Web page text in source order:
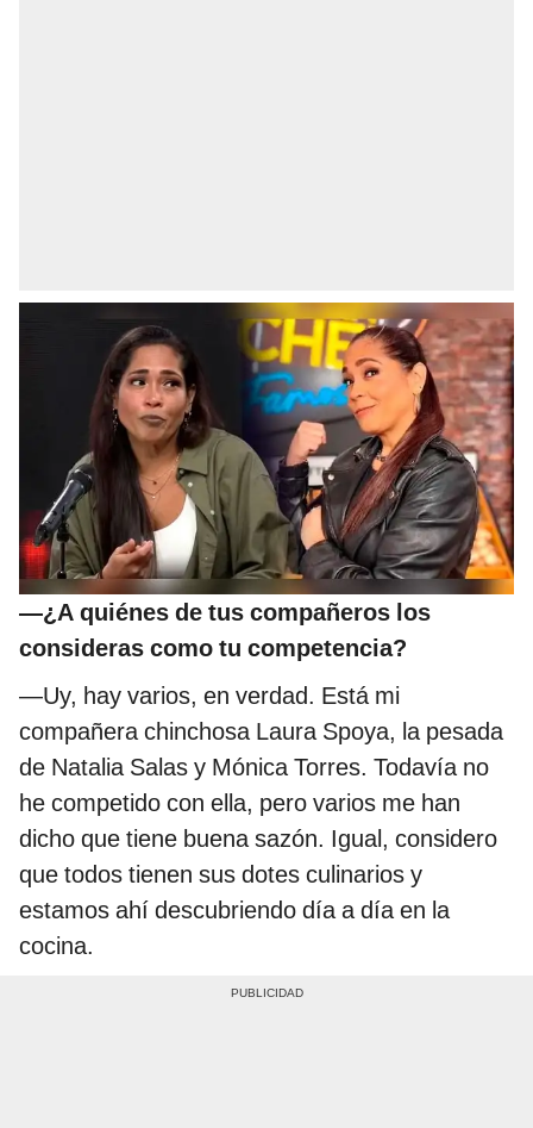
—¿A quiénes de tus compañeros los
consideras como tu competencia?
—Uy, hay varios, en verdad. Está mi
compañera chinchosa Laura Spoya, la pesada
de Natalia Salas y Mónica Torres. Todavía no
he competido con ella, pero varios me han
dicho que tiene buena sazón. Igual, considero
que todos tienen sus dotes culinarios y
estamos ahí descubriendo día a día en la
cocina.